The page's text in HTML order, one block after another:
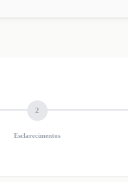
2
Esclarecimentos